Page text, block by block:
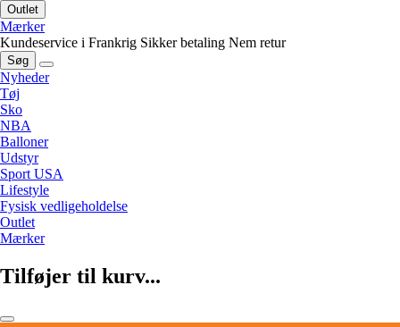
Outlet
Mærker
Kundeservice i Frankrig Sikker betaling Nem retur
Søg
Nyheder
Tøj
Sko
NBA
Balloner
Udstyr
Sport USA
Lifestyle
Fysisk vedligeholdelse
Outlet
Mærker
Tilføjer til kurv...